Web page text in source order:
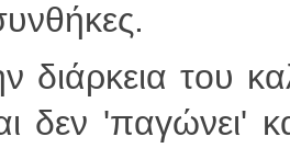
διάρκεια του
δεν 'παγώνει'